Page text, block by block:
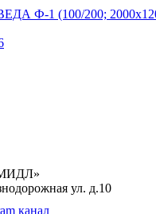
Ф-1 (100/200;
ул. д.10
канал